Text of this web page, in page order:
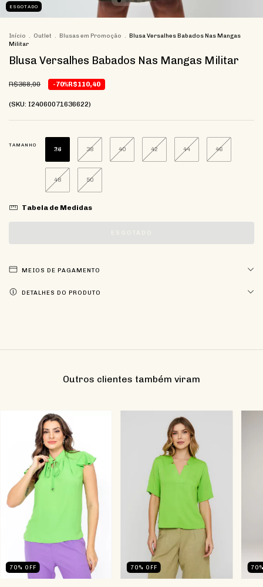
ESGOTADO
Início . Outlet . Blusas em Promoção . Blusa Versalhes Babados Nas Mangas
Militar
Blusa Versalhes Babados Nas Mangas Militar
R$368,00 -70%R$110,40
(SKU: I24060071636622)
TAMANHO
36 38 40 42 44 46
48 50
Tabela de Medidas
MEIOS DE PAGAMENTO
DETALHES DO PRODUTO
Outros clientes também viram
70% OFF 70% OFF 70